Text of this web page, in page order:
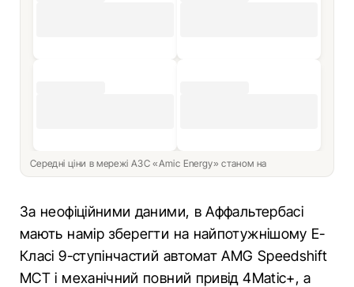
Середні ціни в мережі АЗС «Amic Energy» станом на
За неофіційними даними, в Аффальтербасі
мають намір зберегти на найпотужнішому E-
Класі 9-ступінчастий автомат AMG Speedshift
MCT і механічний повний привід 4Matic+, а